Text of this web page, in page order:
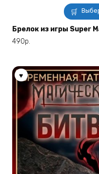
Брелок из игры Super
490р.